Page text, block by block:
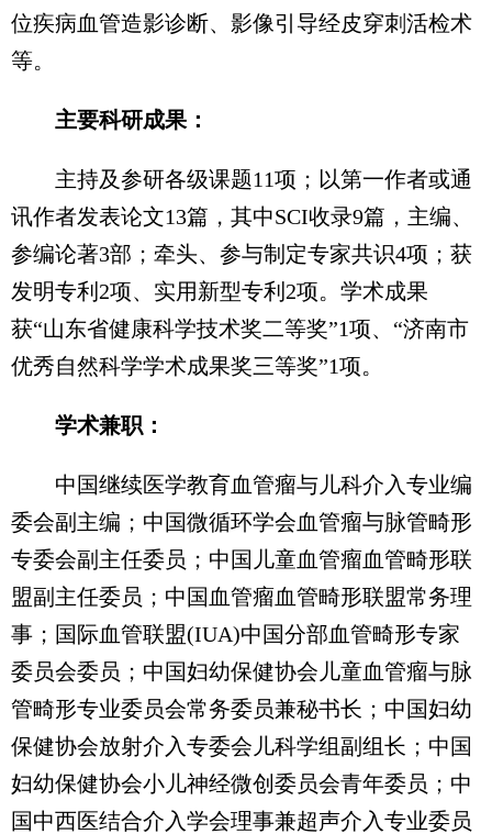
位疾病血管造影诊断、影像引导经皮穿刺活检术
等。
主要科研成果：
主持及参研各级课题11项；以第一作者或通
讯作者发表论文13篇，其中SCI收录9篇，主编、
参编论著3部；牵头、参与制定专家共识4项；获
发明专利2项、实用新型专利2项。学术成果
获“山东省健康科学技术奖二等奖”1项、“济南市
优秀自然科学学术成果奖三等奖”1项。
学术兼职：
中国继续医学教育血管瘤与儿科介入专业编
委会副主编；中国微循环学会血管瘤与脉管畸形
专委会副主任委员；中国儿童血管瘤血管畸形联
盟副主任委员；中国血管瘤血管畸形联盟常务理
事；国际血管联盟(IUA)中国分部血管畸形专家
委员会委员；中国妇幼保健协会儿童血管瘤与脉
管畸形专业委员会常务委员兼秘书长；中国妇幼
保健协会放射介入专委会儿科学组副组长；中国
妇幼保健协会小儿神经微创委员会青年委员；中
国中西医结合介入学会理事兼超声介入专业委员